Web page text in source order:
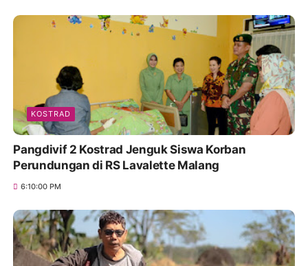
KOSTRAD
Pangdivif 2 Kostrad Jenguk Siswa Korban
Perundungan di RS Lavalette Malang
6:10:00 PM